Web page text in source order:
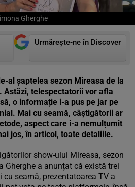
Gherghe
Urmărește-ne în Discover
al șaptelea sezon Mireasa de la
Astăzi, telespectatorii vor afla
o informație i-a pus pe jar pe
Mai cu seamă, câștigătorii ar
aspect care i-a nemulțumit
jos, în articol, toate detaliile.
show-ului Mireasa, sezon
Gherghe a anunțat că există trei
seamă, prezentatoarea TV a